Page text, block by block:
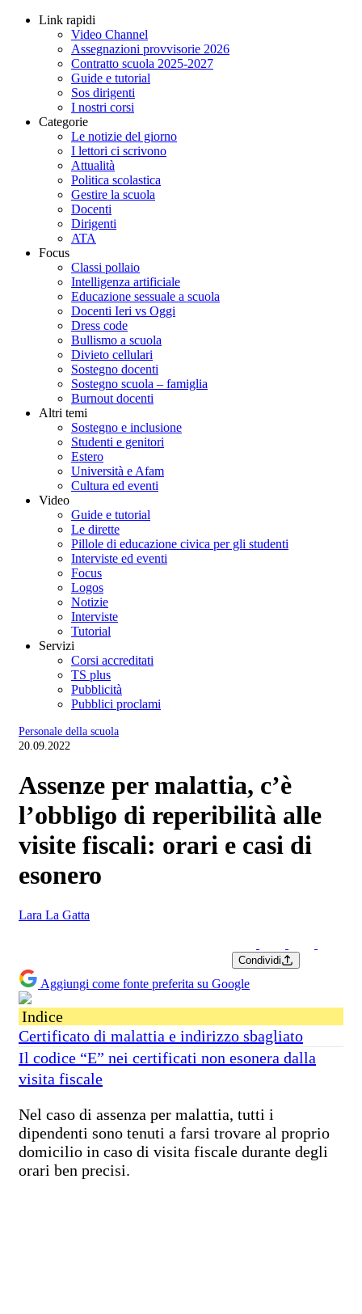
Link rapidi
Video Channel
Assegnazioni provvisorie 2026
Contratto scuola 2025-2027
Guide e tutorial
Sos dirigenti
I nostri corsi
Categorie
Le notizie del giorno
I lettori ci scrivono
Attualità
Politica scolastica
Gestire la scuola
Docenti
Dirigenti
ATA
Focus
Classi pollaio
Intelligenza artificiale
Educazione sessuale a scuola
Docenti Ieri vs Oggi
Dress code
Bullismo a scuola
Divieto cellulari
Sostegno docenti
Sostegno scuola – famiglia
Burnout docenti
Altri temi
Sostegno e inclusione
Studenti e genitori
Estero
Università e Afam
Cultura ed eventi
Video
Guide e tutorial
Le dirette
Pillole di educazione civica per gli studenti
Interviste ed eventi
Focus
Logos
Notizie
Interviste
Tutorial
Servizi
Corsi accreditati
TS plus
Pubblicità
Pubblici proclami
Personale della scuola
20.09.2022
Assenze per malattia, c’è
l’obbligo di reperibilità alle
visite fiscali: orari e casi di
esonero
Lara La Gatta
Condividi
Aggiungi come fonte preferita su Google
Indice
Certificato di malattia e indirizzo sbagliato
Il codice “E” nei certificati non esonera dalla
visita fiscale
Nel caso di assenza per malattia, tutti i
dipendenti sono tenuti a farsi trovare al proprio
domicilio in caso di visita fiscale durante degli
orari ben precisi.